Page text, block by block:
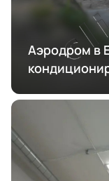
Аэродром в